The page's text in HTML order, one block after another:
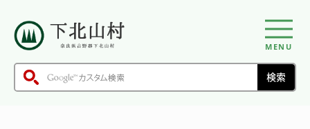
MENU